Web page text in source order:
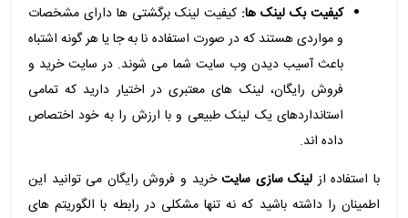
کیفیت بک لینک ها: کیفیت لینک برگشتی ها دارای مشخصات
و مواردی هستند که در صورت استفاده نا به جا یا هر گونه اشتباه
باعث آسیب دیدن وب سایت شما می شوند. در سایت خرید و
فروش رایگان، لینک های معتبری در اختیار دارید که تمامی
استانداردهای یک لینک طبیعی و با ارزش را به خود اختصاص
داده اند.
با استفاده از لینک سازی سایتخرید و فروش رایگان می توانید این
اطمینان را داشته باشید که نه تنها مشکلی در رابطه با الگوریتم های